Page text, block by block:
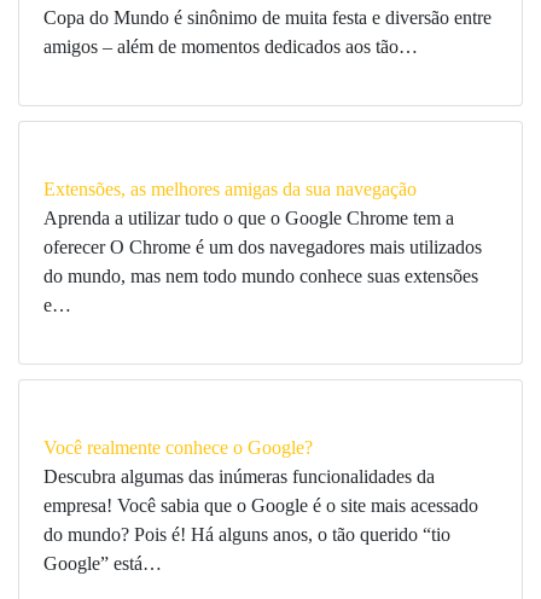
Copa do Mundo é sinônimo de muita festa e diversão entre
amigos – além de momentos dedicados aos tão…
Extensões, as melhores amigas da sua navegação
Aprenda a utilizar tudo o que o Google Chrome tem a
oferecer O Chrome é um dos navegadores mais utilizados
do mundo, mas nem todo mundo conhece suas extensões
e…
Você realmente conhece o Google?
Descubra algumas das inúmeras funcionalidades da
empresa! Você sabia que o Google é o site mais acessado
do mundo? Pois é! Há alguns anos, o tão querido “tio
Google” está…